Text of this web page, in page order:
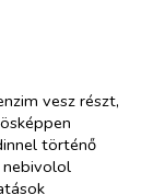
vesz részt,
történő
nebivolol